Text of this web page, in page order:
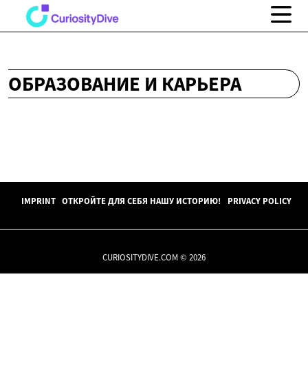
ОБРАЗОВАНИЕ И КАРЬЕРА
IMPRINT ОТКРОЙТЕ ДЛЯ СЕБЯ НАШУ ИСТОРИЮ! PRIVACY POLICY
CURIOSITYDIVE.COM © 2026